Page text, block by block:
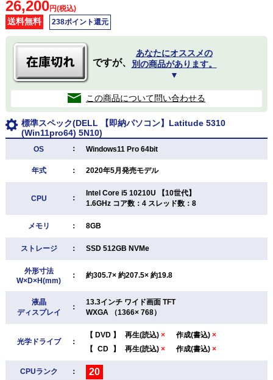
26,200円(税込)
送料無料 238ポイント還元
ですが、
あなたにオススメの
別の商品があります。
▼
この商品について問い合わせる
標準スペック(DELL 【即納パソコン】Latitude 5310
(Win11pro64) 5N10)
OS ： Windows11 Pro 64bit
年式 ： 2020年5月発売モデル
CPU ：
Intel Core i5 10210U 【10世代】
1.6GHz コア数：4 スレッド数：8
メモリ ： 8GB
ストレージ ： SSD 512GB NVMe
外形寸法
W×D×H(mm)
： 約305.7× 約207.5× 約19.8
液晶
ディスプレイ
：
13.3インチ ワイド画面 TFT
WXGA （1366× 768）
光学ドライブ ：
【 DVD 】 再生(読込) × 作成(書込) ×
【 CD 】 再生(読込) × 作成(書込) ×
CPUランク ： 20